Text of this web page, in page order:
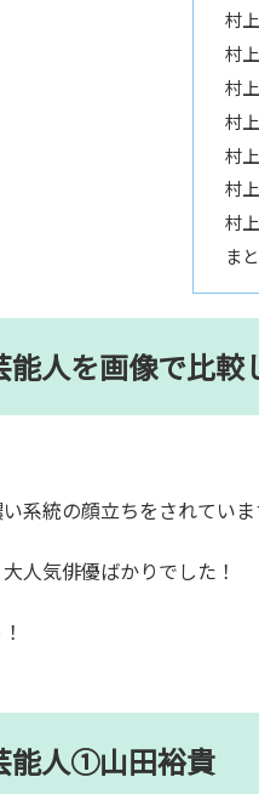
村
村
村
村
村
村
村
ま
人を画像で比較
系統の顔立ちをされていま
人気俳優ばかりでした！
能人①山田裕貴